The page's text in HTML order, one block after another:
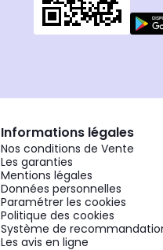
Informations légales
Nos conditions de Vente
Les garanties
Mentions légales
Données personnelles
Paramétrer les cookies
Politique des cookies
Système de
Les avis en ligne